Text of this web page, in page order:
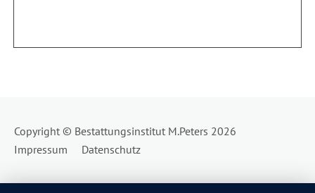
Copyright © Bestattungsinstitut M.Peters 2026
Navigation
überspringen
Impressum Datenschutz